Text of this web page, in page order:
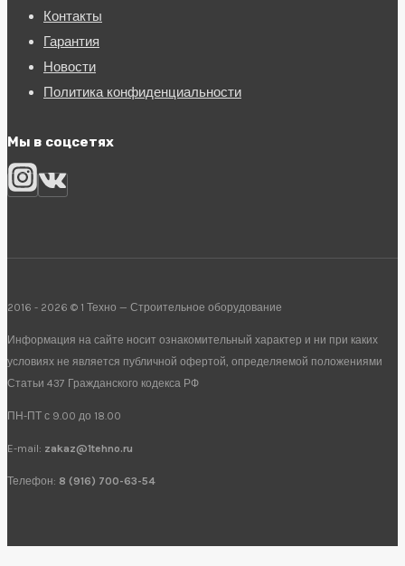
Контакты
Гарантия
Новости
Политика конфиденциальности
Мы в соцсетях
2016 - 2026 © 1 Техно — Строительное оборудование
Информация на сайте носит ознакомительный характер и ни при каких
условиях не является публичной офертой, определяемой положениями
Статьи 437 Гражданского кодекса РФ
ПН-ПТ с 9.00 до 18.00
E-mail: zakaz@1tehno.ru
Телефон: 8 (916) 700-63-54